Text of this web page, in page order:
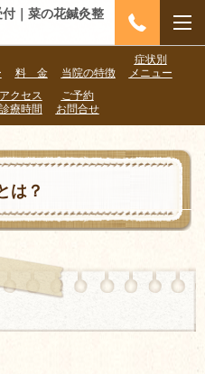
｜菜の花鍼灸整
料 金 当院の特徴
症状別
メニュー
アクセス
診療時間
ご予約
お問合せ
は？